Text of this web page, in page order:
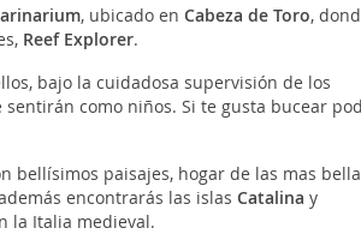
, ubicado en Cabeza de Toro,
Reef Explorer.
bajo la cuidadosa supervisión de los
como niños. Si te gusta bucear
bellísimos paisajes, hogar de las mas
encontrarás las islas Catalina y
la Italia medieval.